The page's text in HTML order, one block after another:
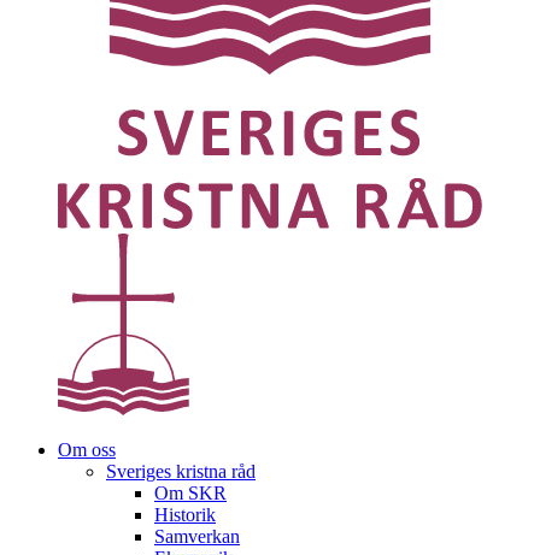
Om oss
Sveriges kristna råd
Om SKR
Historik
Samverkan